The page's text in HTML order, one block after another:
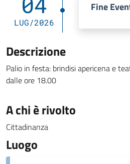
LUG/2026
Fine
Descrizione
Palio in festa: brindisi apericena e
dalle ore 18.00
A chi è rivolto
Cittadinanza
Luogo